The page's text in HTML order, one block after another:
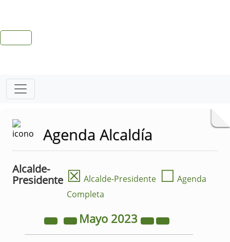
Agenda Alcaldía
Alcalde-
Presidente ☒ Alcalde-Presidente ☐ Agenda
Completa
Mayo 2023